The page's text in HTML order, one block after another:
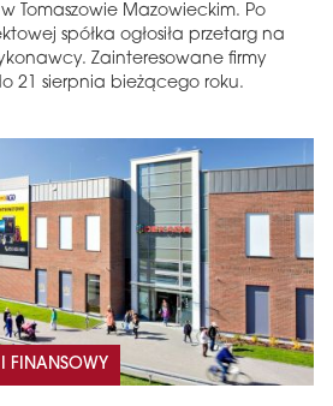
Tomaszowie Mazowieckim. Po
spółka ogłosiła przetarg na
Zainteresowane firmy
21 sierpnia bieżącego roku.
I FINANSOWY